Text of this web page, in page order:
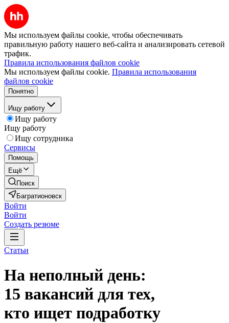
Мы используем файлы cookie, чтобы обеспечивать
правильную работу нашего веб-сайта и анализировать сетевой
трафик.
Правила использования файлов cookie
Мы используем файлы cookie. Правила использования
файлов cookie
Понятно
Ищу работу
Ищу работу
Ищу работу
Ищу сотрудника
Сервисы
Помощь
Ещё
Поиск
Багратионовск
Войти
Войти
Создать резюме
Статьи
На неполный день:
15 вакансий для тех,
кто ищет подработку